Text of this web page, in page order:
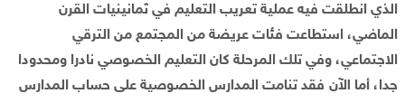
الذي انطلقت فيه عملية تعريب التعليم في ثمانينيات القرن
الماضي، استطاعت فئات عريضة من المجتمع من الترقي
الاجتماعي، وفي تلك المرحلة كان التعليم الخصوصي نادرا ومحدودا
جدا، أما الآن فقد تنامت المدارس الخصوصية على حساب المدارس